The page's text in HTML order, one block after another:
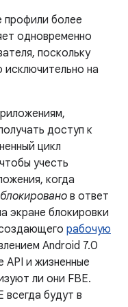
профили более
одновременно
поскольку
на
доступ к
цикл
учесть
когда
в ответ
экране блокировки
рабочую
Android 7.0
и жизненные
ли они FBE.
всегда будут в